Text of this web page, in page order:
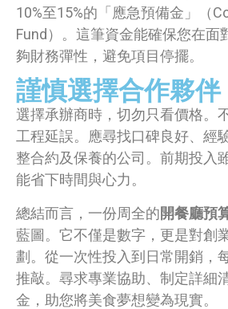
10%至15%的「應急預備金」（
Fund）。這筆資金能確保您在面
夠財務彈性，避免項目停擺。
謹慎選擇合作夥伴
選擇承辦商時，切勿只看價格。
工程延誤。應尋找口碑良好、經
整合約及保養的公司。前期投入
能省下時間與心力。
總結而言，一份周全的開餐廳預
藍圖。它不僅是數字，更是對創
劃。從一次性投入到日常開銷，
推敲。尋求專業協助、制定詳細
金，助您將美食夢想變為現實。